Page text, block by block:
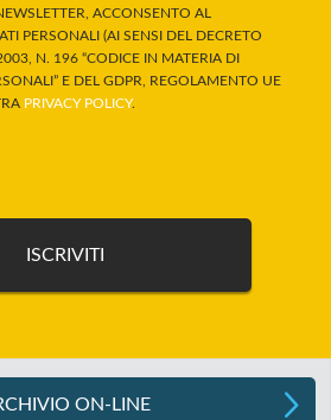
ACCONSENTO AL
PERSONALI (AI SENSI DEL DECRETO
N. 196 “CODICE IN MATERIA DI
E DEL GDPR, REGOLAMENTO UE
PRIVACY POLICY.
ON-LINE